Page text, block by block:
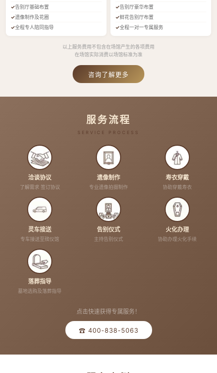
告别厅基础布置
遗像制作及花圈
全程专人陪同指导
告别厅豪华布置
鲜花告别厅布置
全程一对一专属服务
以上服务费用不包含在场馆产生的各项费用
在场馆实际消费以场馆标准为准
咨询了解更多
服务流程
SERVICE PROCESS
洽谈协议
了解需求 签订协议
遗像制作
专业遗像拍摄制作
寿衣穿戴
协助穿戴寿衣
灵车接送
专车接送至殡仪馆
告别仪式
主持告别仪式
火化办理
协助办理火化手续
落葬指导
墓地选购及落葬指导
点击快速获得专属服务！
☎ 400-838-5063